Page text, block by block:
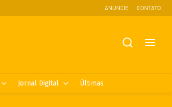
ANUNCIE CONTATO
Jornal Digital Últimas